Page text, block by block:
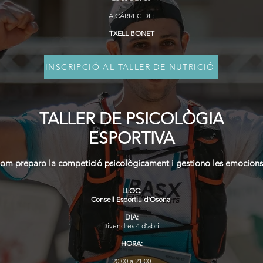
A CÀRREC DE:
TXELL BONET
INSCRIPCIÓ AL TALLER DE NUTRICIÓ
TALLER DE PSICOLÒGIA
ESPORTIVA
preparo la competició psicològicament i gestiono les
LLOC:
Consell Esportiu d'Osona
DIA:
Divendres 4 d'abril
HORA:
20:00 a 21:00